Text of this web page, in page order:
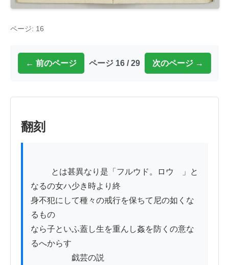
ページ: 16
← 前のページ ページ 16 / 29 次のページ →
翻刻
なるの女ハ少き時より終
身不犯にして種々の戒行を保ちて尼の如くな
るもの
なら子といふ蓋し生を重んし姦を防くの意な
るへからす
戯芸の説